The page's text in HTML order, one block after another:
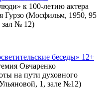
к 100-летию актера
Гурзо (Мосфильм, 1950, 95
зал № 12)
беседы» 12+
Овчаренко
на пути духовного
1, зале №12)